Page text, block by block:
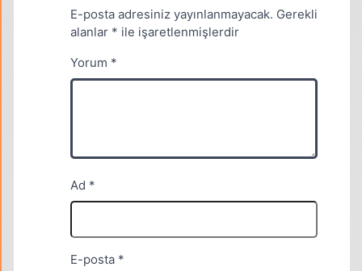
E-posta adresiniz yayınlanmayacak. Gerekli
alanlar * ile işaretlenmişlerdir
Yorum *
Ad *
E-posta *